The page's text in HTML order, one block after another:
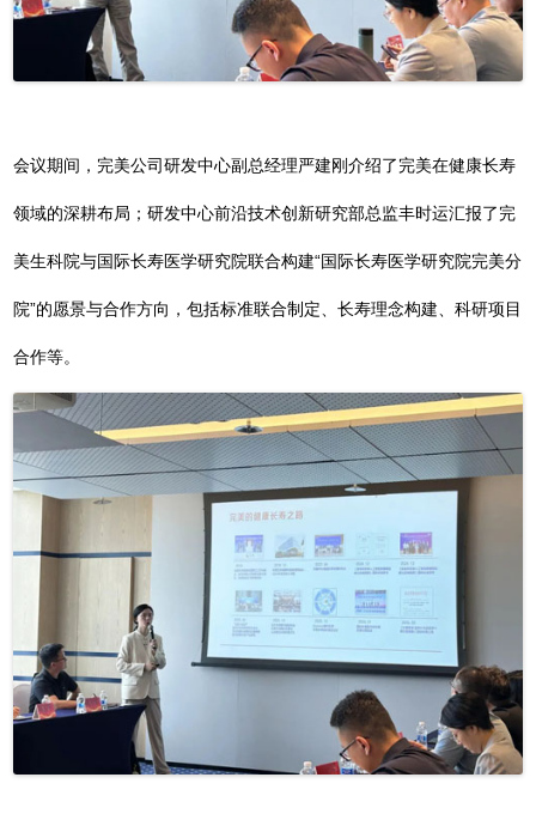
会议期间，完美公司研发中心副总经理严建刚介绍了完美在健康长寿
领域的深耕布局；研发中心前沿技术创新研究部总监丰时运汇报了完
美生科院与国际长寿医学研究院联合构建“国际长寿医学研究院完美分
院”的愿景与合作方向，包括标准联合制定、长寿理念构建、科研项目
合作等。